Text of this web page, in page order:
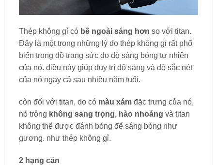
Thép không gỉ có bề ngoài sáng hơn so với titan.
Đây là một trong những lý do thép không gỉ rất phổ
biến trong đồ trang sức do độ sáng bóng tự nhiên
của nó. điều này giúp duy trì độ sáng và độ sắc nét
của nó ngay cả sau nhiều năm tuổi.
còn đối với titan, do có màu xám đặc trưng của nó,
nó trông không sang trọng, hào nhoáng và titan
không thể được đánh bóng để sáng bóng như
gương. như thép không gỉ.
2 hạng cân